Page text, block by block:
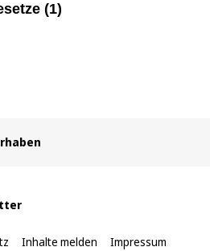
(1)
Inhalte melden Impressum